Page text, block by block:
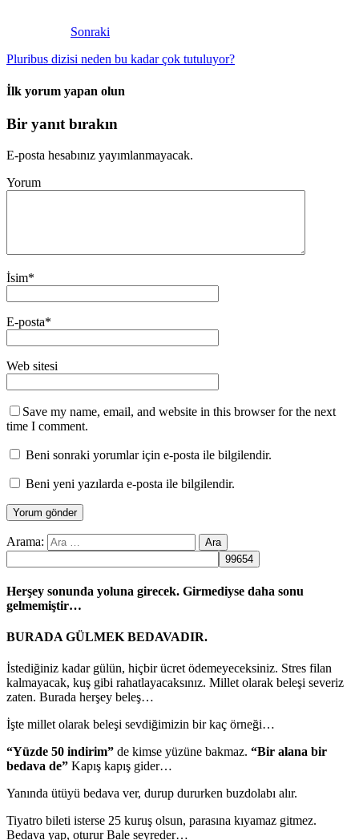
Sonraki
Pluribus dizisi neden bu kadar çok tutuluyor?
İlk yorum yapan olun
Bir yanıt bırakın
E-posta hesabınız yayımlanmayacak.
Yorum
İsim*
E-posta*
Web sitesi
Save my name, email, and website in this browser for the next
time I comment.
Beni sonraki yorumlar için e-posta ile bilgilendir.
Beni yeni yazılarda e-posta ile bilgilendir.
Arama:
Herşey sonunda yoluna girecek. Girmediyse daha sonu
gelmemiştir…
BURADA GÜLMEK BEDAVADIR.
İstediğiniz kadar gülün, hiçbir ücret ödemeyeceksiniz. Stres filan
kalmayacak, kuş gibi rahatlayacaksınız. Millet olarak beleşi severiz
zaten. Burada herşey beleş…
İşte millet olarak beleşi sevdiğimizin bir kaç örneği…
“Yüzde 50 indirim” de kimse yüzüne bakmaz. “Bir alana bir
bedava de” Kapış kapış gider…
Yanında ütüyü bedava ver, durup dururken buzdolabı alır.
Tiyatro bileti isterse 25 kuruş olsun, parasına kıyamaz gitmez.
Bedava yap, oturur Bale seyreder…